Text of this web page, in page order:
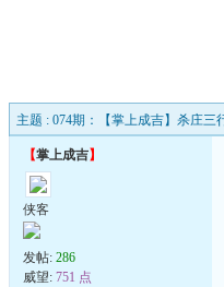
主题 : 074期：【掌上成吉】杀庄三
【掌上成吉】
侠客
发帖: 286
威望: 751 点